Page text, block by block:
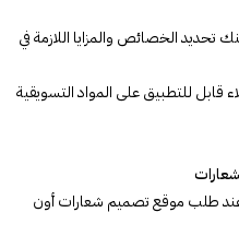
الخصائص والمزايا اللازمة في
قابل للتطبيق على المواد التسويقية
عند طلب موقع تصميم شعارات أون